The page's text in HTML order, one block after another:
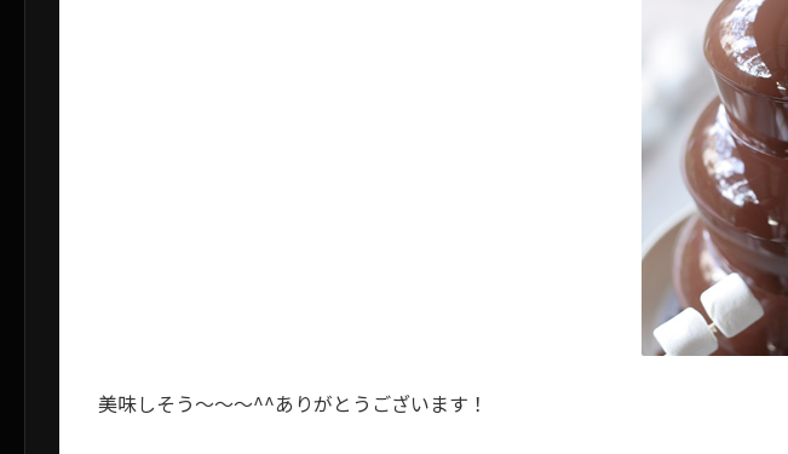
美味しそう～～～^^ありがとうございます！